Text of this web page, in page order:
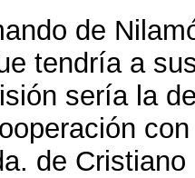
de
tendría a
sería la
de